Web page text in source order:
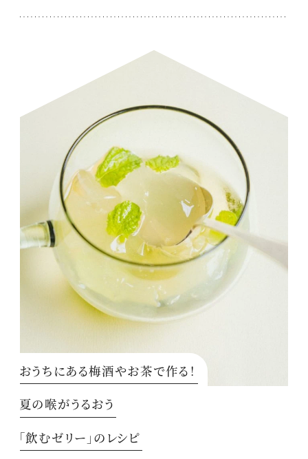
おうちにある梅酒やお茶で作る！
夏の喉がうるおう
「飲むゼリー」のレシピ